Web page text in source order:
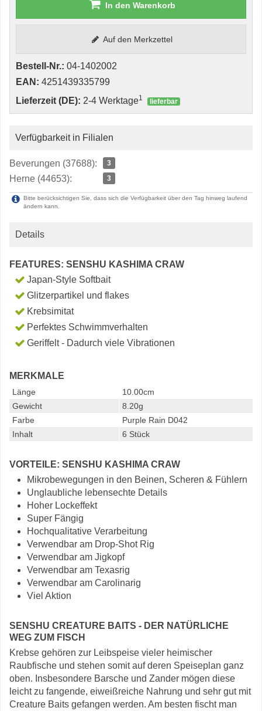
In den Warenkorb
Auf den Merkzettel
Bestell-Nr.: 04-1402002
EAN: 4251439335799
Lieferzeit (DE): 2-4 Werktage1 lieferbar
Verfügbarkeit in Filialen
Beverungen (37688): 3
Herne (44653): 3
Bitte berücksichtigen Sie, dass sich die Verfügbarkeit über den Tag hinweg laufend
ändern kann.
Details
FEATURES: SENSHU KASHIMA CRAW
Japan-Style Softbait
Glitzerpartikel und flakes
Krebsimitat
Perfektes Schwimmverhalten
Geriffelt - Dadurch viele Vibrationen
MERKMALE
Länge
10.00cm
Gewicht
8.20g
Farbe
Purple Rain D042
Inhalt
6 Stück
VORTEILE: SENSHU KASHIMA CRAW
Mikrobewegungen in den Beinen, Scheren & Fühlern
Unglaubliche lebensechte Details
Hoher Lockeffekt
Super Fängig
Hochqualitative Verarbeitung
Verwendbar am Drop-Shot Rig
Verwendbar am Jigkopf
Verwendbar am Texasrig
Verwendbar am Carolinarig
Viel Aktion
SENSHU CREATURE BAITS - DER NATÜRLICHE
WEG ZUM FISCH
Krebse gehören zur Leibspeise vieler heimischer
Raubfische und stehen somit auf deren Speiseplan ganz
oben. Insbesondere Barsche und Zander mögen diese
leicht zu fangende, eiweißreiche Nahrung und sehr gut mit
Creature Baits gefangen werden. Am besten fischt man